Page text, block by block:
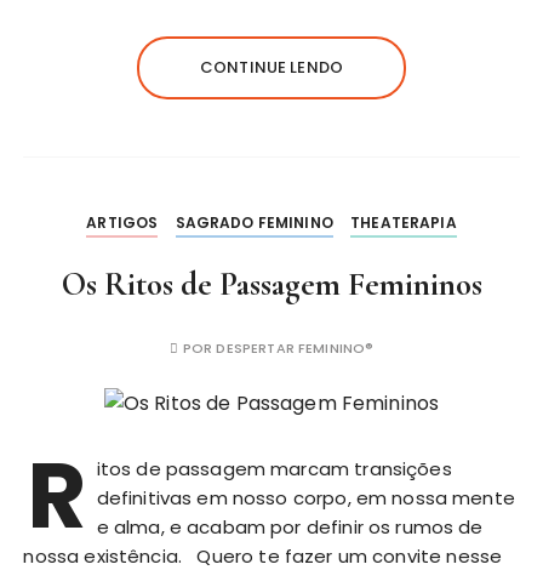
CONTINUE LENDO
ARTIGOS SAGRADO FEMININO THEATERAPIA
Os Ritos de Passagem Femininos
PORDESPERTAR FEMININO®
R itos de passagem marcam transições
definitivas em nosso corpo, em nossa mente
e alma, e acabam por definir os rumos de
nossa existência. Quero te fazer um convite nesse